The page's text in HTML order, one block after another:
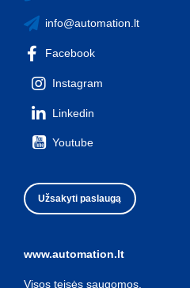
info@automation.lt
Facebook
Instagram
Linkedin
Youtube
Užsakyti paslaugą
www.automation.lt
Visos teisės saugomos.